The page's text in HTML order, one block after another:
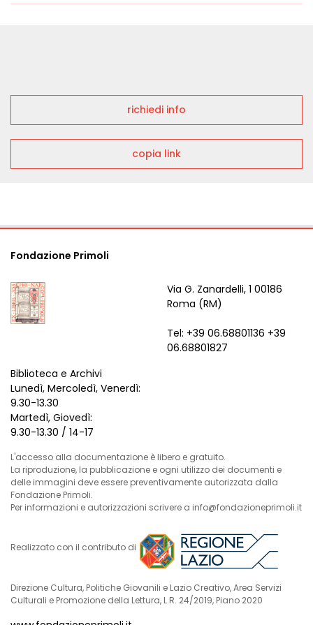
richiedi info
copia link
Fondazione Primoli
Via G. Zanardelli, 1 00186
Roma (RM)
Tel: +39 06.68801136 +39
06.68801827
Biblioteca e Archivi
Lunedì, Mercoledì, Venerdì:
9.30-13.30
Martedì, Giovedì:
9.30-13.30 / 14-17
L'accesso alla documentazione è libero e gratuito.
La riproduzione, la pubblicazione e ogni utilizzo dei documenti e
delle immagini deve essere preventivamente autorizzata dalla
Fondazione Primoli.
Per informazioni e autorizzazioni scrivere a info@fondazioneprimoli.it
Realizzato con il contributo di
Direzione Cultura, Politiche Giovanili e Lazio Creativo, Area Servizi
Culturali e Promozione della Lettura, L.R. 24/2019, Piano 2020